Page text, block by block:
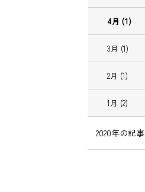
4月 (1)
3月 (1)
2月 (1)
1月 (2)
2020年の記事